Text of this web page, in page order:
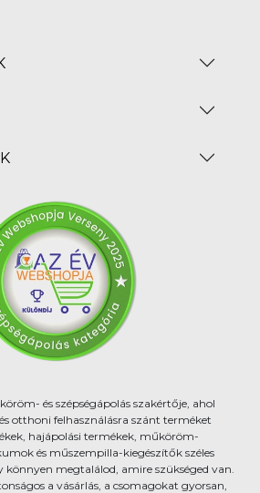
és szépségápolás szakértője, ahol
otthoni felhasználásra szánt terméket
hajápolási termékek, műköröm-
és műszempilla-kiegészítők széles
megtalálod, amire szükséged van.
a vásárlás, a csomagokat gyorsan,